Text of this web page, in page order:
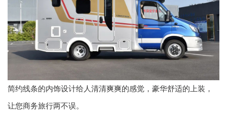
简约线条的内饰设计给人清清爽爽的感觉，豪华舒适的上装，
让您商务旅行两不误。